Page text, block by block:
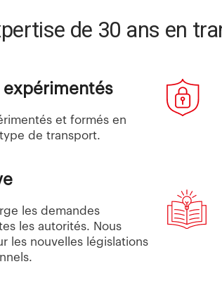
de 30 ans en
expérimentés
et formés en
de transport.
les demandes
les autorités. Nous
les nouvelles législations